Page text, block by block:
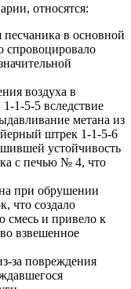
относятся:
песчаника в основной
спровоцировало
воздуха в
1-5-5 вследствие
метана из
штрек 1-1-5-6
устойчивость
с печью № 4, что
при обрушении
что создало
смесь и привело к
взвешенное
за повреждения